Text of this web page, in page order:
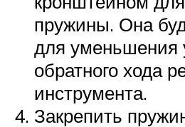
пружины. Она
для уменьшения
обратного хода
инструмента.
Закрепить